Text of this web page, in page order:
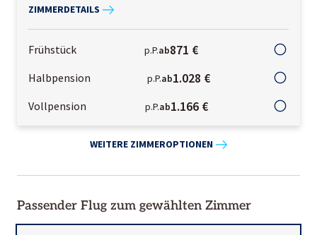
ZIMMERDETAILS
Frühstück p.P.ab871 €
Halbpension p.P.ab1.028 €
Vollpension p.P.ab1.166 €
WEITERE ZIMMEROPTIONEN
Passender Flug zum gewählten Zimmer